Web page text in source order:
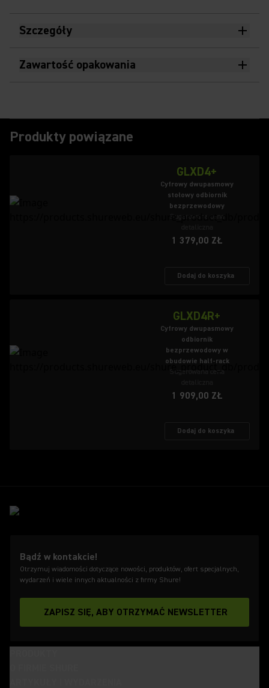
Szczegóły
Zawartość opakowania
Produkty powiązane
GLXD4+
Cyfrowy dwupasmowy
stołowy odbiornik
bezprzewodowy
Sugerowana cena
1 379,00 ZŁ
Dodaj do koszyka
GLXD4R+
Cyfrowy dwupasmowy
odbiornik
bezprzewodowy w
obudowie half-rack
Sugerowana cena
1 909,00 ZŁ
Dodaj do koszyka
Bądź w kontakcie!
Otrzymuj wiadomości dotyczące nowości, produktów, ofert specjalnych,
wydarzeń i wiele innych aktualności z firmy Shure!
ZAPISZ SIĘ, ABY OTRZYMAĆ NEWSLETTER